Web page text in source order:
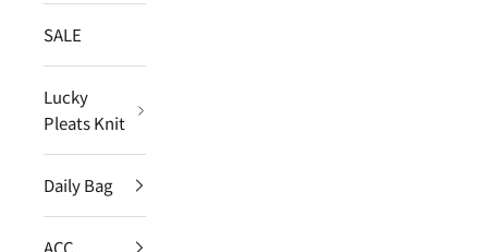
SALE
Lucky
Pleats Knit
Daily Bag